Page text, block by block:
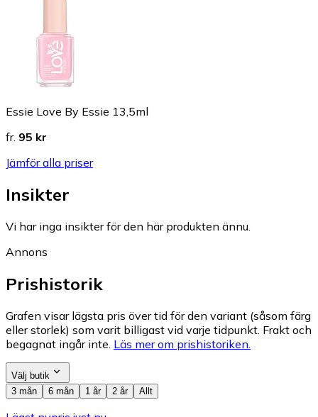
Essie Love By Essie 13,5ml
fr. 95 kr
Jämför alla priser
Insikter
Vi har inga insikter för den här produkten ännu.
Annons
Prishistorik
Grafen visar lägsta pris över tid för den variant (såsom färg
eller storlek) som varit billigast vid varje tidpunkt. Frakt och
begagnat ingår inte. Läs mer om prishistoriken.
Välj butik
3 mån
6 mån 1 år 2 år Allt